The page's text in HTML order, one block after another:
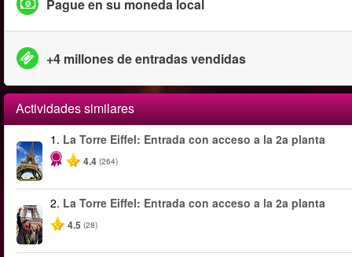
Pague en su moneda local
+4 millones de entradas vendidas
Actividades similares
1. La Torre Eiffel: Entrada con acceso a la 2a planta
4.4 (264)
2. La Torre Eiffel: Entrada con acceso a la 2a planta
4.5 (28)